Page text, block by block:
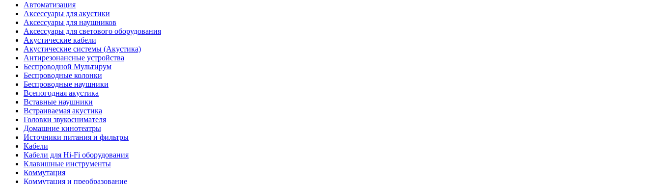
Автоматизация
Аксессуары для акустики
Аксессуары для наушников
Аксессуары для светового оборудования
Акустические кабели
Акустические системы (Акустика)
Антирезонансные устройства
Беспроводной Мультирум
Беспроводные колонки
Беспроводные наушники
Всепогодная акустика
Вставные наушники
Встраиваемая акустика
Головки звукоснимателя
Домашние кинотеатры
Источники питания и фильтры
Кабели
Кабели для Hi-Fi оборудования
Клавишные инструменты
Коммутация
Коммутация и преобразование